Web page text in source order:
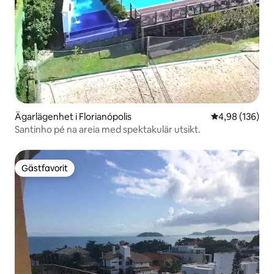
Ägarlägenhet i Florianópolis 4,98 av 5 i
4,98 (136)
Santinho pé na areia med spektakulär utsikt.
Gästfavorit
Gästfavorit